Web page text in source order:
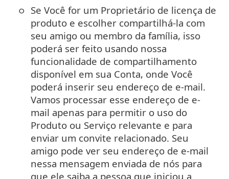
Se Você for um Proprietário de licença de
produto e escolher compartilhá-la com
seu amigo ou membro da família, isso
poderá ser feito usando nossa
funcionalidade de compartilhamento
disponível em sua Conta, onde Você
poderá inserir seu endereço de e-mail.
Vamos processar esse endereço de e-
mail apenas para permitir o uso do
Produto ou Serviço relevante e para
enviar um convite relacionado. Seu
amigo pode ver seu endereço de e-mail
nessa mensagem enviada de nós para
que ele saiba a pessoa que iniciou a